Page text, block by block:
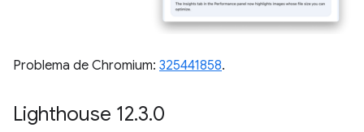
Problema de Chromium: 325441858.
Lighthouse 12.3.0